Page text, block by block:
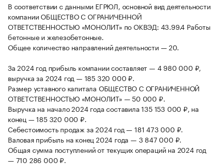
В соответствии с данными ЕГРЮЛ, основной вид деятельности
компании ОБЩЕСТВО С ОГРАНИЧЕННОЙ
ОТВЕТСТВЕННОСТЬЮ «МОНОЛИТ» по ОКВЭД: 43.99.4 Работы
бетонные и железобетонные.
Общее количество направлений деятельности — 20.
За 2024 год прибыль компании составляет — 4 980 000 ₽,
выручка за 2024 год — 185 320 000 ₽.
Размер уставного капитала ОБЩЕСТВО С ОГРАНИЧЕННОЙ
ОТВЕТСТВЕННОСТЬЮ «МОНОЛИТ» — 50 000 ₽.
Выручка на начало 2024 года составила 135 153 000 ₽, на
конец — 185 320 000 ₽.
Себестоимость продаж за 2024 год — 181 473 000 ₽.
Валовая прибыль на конец 2024 года — 3 847 000 ₽.
Общая сумма поступлений от текущих операций на 2024 год
— 710 286 000 ₽.